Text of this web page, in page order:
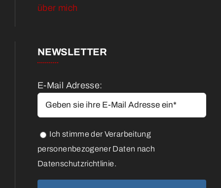
über mich
NEWSLETTER
E-Mail Adresse:
Ich stimme der Verarbeitung
personenbezogener Daten nach
Datenschutzrichtlinie.